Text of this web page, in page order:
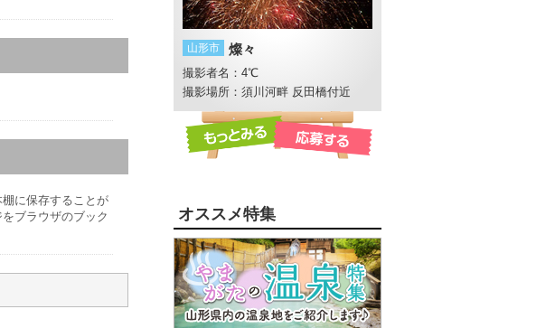
に保存することが
ブラウザのブック
影者名：makky
山形市 燦々
撮影者名：4℃
撮影場所：須川河畔 反田橋付近
オススメ特集